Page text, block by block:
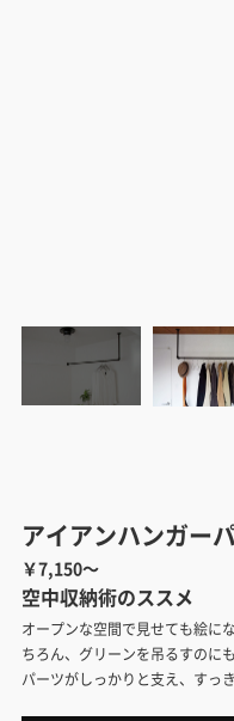
アイアンハンガー
￥7,150～
空中収納術のススメ
オープンな空間で見せても絵に
ちろん、グリーンを吊るすのに
パーツがしっかりと支え、すっ